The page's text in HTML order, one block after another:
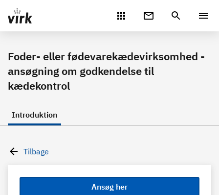
Gå direkte til indhold
Foder- eller fødevarekædevirksomhed -
ansøgning om godkendelse til
kædekontrol
Introduktion
Tilbage
Ansøg her